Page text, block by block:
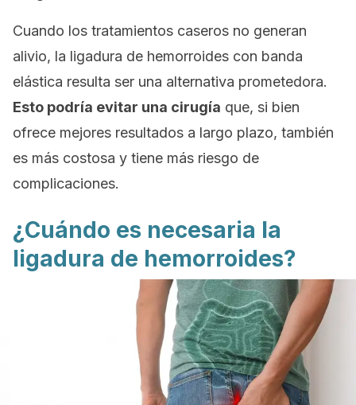
Cuando los tratamientos caseros no generan
alivio, la ligadura de hemorroides con banda
elástica resulta ser una alternativa prometedora.
Esto podría evitar una cirugía que, si bien
ofrece mejores resultados a largo plazo, también
es más costosa y tiene más riesgo de
complicaciones.
¿Cuándo es necesaria la
ligadura de hemorroides?